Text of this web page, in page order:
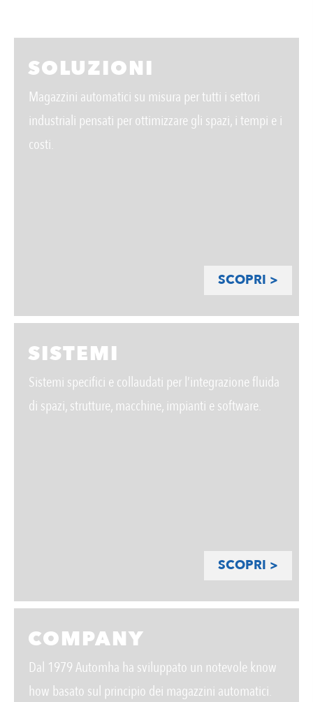
SOLUZIONI
Magazzini automatici su misura per tutti i settori
industriali pensati per ottimizzare gli spazi, i tempi e i
costi.
SCOPRI >
SISTEMI
Sistemi specifici e collaudati per l’integrazione fluida
di spazi, strutture, macchine, impianti e software.
SCOPRI >
COMPANY
Dal 1979 Automha ha sviluppato un notevole know
how basato sul principio dei magazzini automatici.